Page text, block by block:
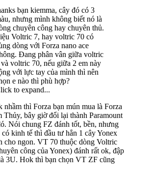
bạn kiemma, cây đó có 3
nhưng mình không biết nó là
chuyên công hay chuyên thủ.
Voltric 7, hay voltric 70 có
dòng với Forza nano ace
Đang phân vân giữa voltric
và voltric 70, nếu giữa 2 em này
với lực tay của mình thì nên
e nào thì phù hợp?
to expand...
nhầm thì Forza bạn mún mua là Forza
Thủy, bây giờ đổi lại thành Paramount
Nói chung FZ đánh tốt, bền, nhưng
có kinh tế thì đầu tư hẳn 1 cây Yonex
cho ngon. VT 70 thuộc dòng Voltric
công của Yonex) đánh rất ok, đập
3U. Hok thì bạn chọn VT ZF cũng